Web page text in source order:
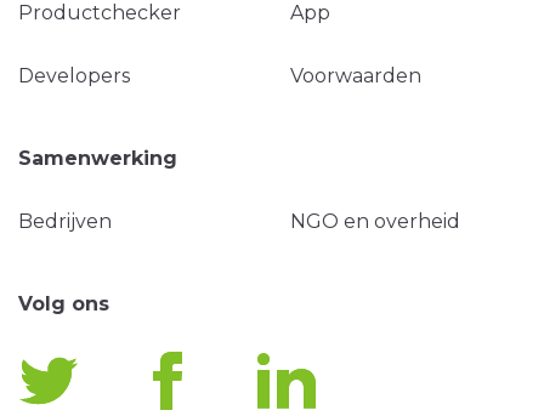
Productchecker App
Developers Voorwaarden
Samenwerking
Bedrijven NGO en overheid
Volg ons